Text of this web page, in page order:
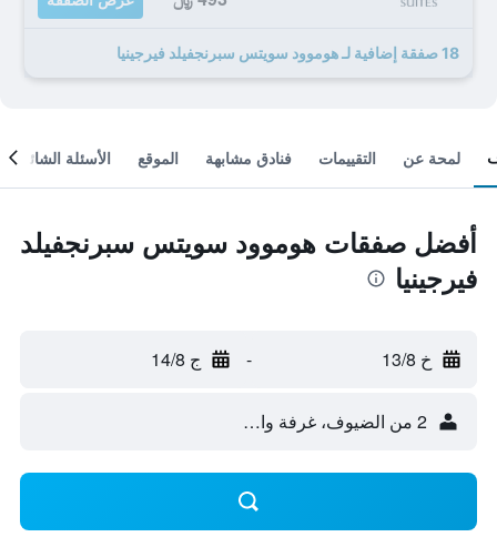
18 صفقة إضافية لـ هوموود سويتس سبرنجفيلد فيرجينيا
لمحة عن التقييمات فنادق مشابهة الموقع الأسئلة الشائعة
أفضل صفقات هوموود سويتس سبرنجفيلد
فيرجينيا
خ 13/8 - ج 14/8
2 من الضيوف، غرفة واحدة